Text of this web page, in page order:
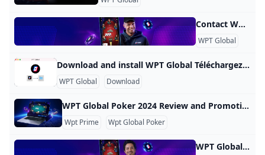
Contact WPT Global Contact Nos représentants du service client dédiés sont prêts à répondre à toutes vos questions. Veuillez envoyer vos demandes par e-mail à
WPT Global
Download and install WPT Global Téléchargez et installez WPT Global Suivez ces étapes pour télécharger notre logiciel de poker et installer l’application WPT Global Configuration 1 : téléchargez l’application WPT Global Sélectionnez le bouton « Télécharger maintenant » pour lancer le téléchargement. Une fois l’application téléchargée sur votre ordinateur, ouvrez le fichier (vérifiez votre dossier « Téléchargements ») Installation de l’application WPT Global par Setup2 Une fois l’application WPT Global téléchargée sur votre ordinateur, ouvrez le fichier (vérifiez votre dossier « Téléchargements »)
WPT Global Download
WPT Global Poker 2024 Review and Promotions OFFRE SPÉCIALE À DURÉE LIMITÉE : les nouveaux utilisateurs reçoivent des tickets satellites pour tenter de se qualifier pour le Championnat du monde WPT 2023 en décembre, qui offrira une cagnotte garantie record de 40 millions de dollars. Après avoir fait ses débuts à la télévision il y a vingt ans, le World Poker Tour a contribué de manière significative au développement du poker et à sa popularité. Reconnu pour son innovation, le World Poker Tour a transporté ses événements mondiaux historiques dans le monde en ligne via sa plateforme WPT Global (WPT).
Wpt Prime Wpt Global Poker
WPT Global Account Review Account Verification Why is it necessary to verify the account? As an operator that complies with applicable laws and regulations, we need to verify the identity of players. Therefore, specific documents are required for the verification of player accounts. What documents are required to verify the account? To verify the account, valid identification documents such as ID cards, passports, driver’s licenses, utility bills, and deposit certificates are required. The provided documents should have clear photos where all four corners are visible.